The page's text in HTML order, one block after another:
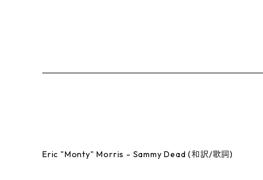
Eric "Monty" Morris - Sammy Dead (和訳/歌詞)